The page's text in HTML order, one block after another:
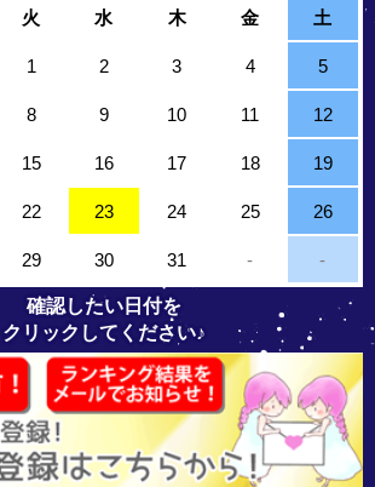
火 水 木 金 土
1 2 3 4 5
8 9 10 11 12
15 16 17 18 19
22 23 24 25 26
29 30 31 - -
確認したい日付を
クリックしてください♪